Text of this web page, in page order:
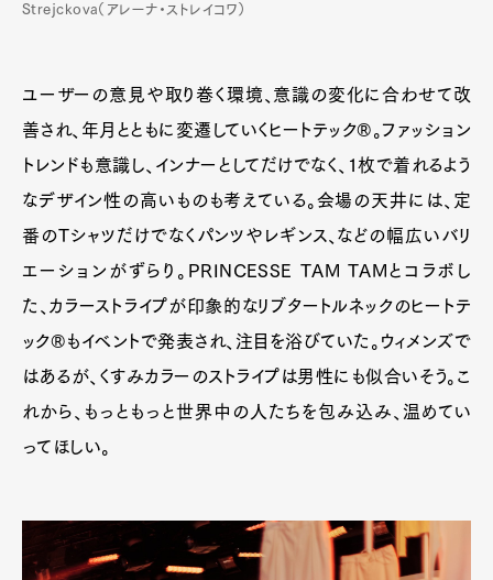
Strejckova（アレーナ・ストレイコワ）
ユーザーの意見や取り巻く環境、意識の変化に合わせて改
善され、年月とともに変遷していくヒートテック®。ファッション
トレンドも意識し、インナーとしてだけでなく、1枚で着れるよう
なデザイン性の高いものも考えている。会場の天井には、定
番のTシャツだけでなくパンツやレギンス、などの幅広いバリ
エーションがずらり。PRINCESSE TAM TAMとコラボし
た、カラーストライプが印象的なリブタートルネックのヒートテ
ック®もイベントで発表され、注目を浴びていた。ウィメンズで
はあるが、くすみカラーのストライプは男性にも似合いそう。こ
れから、もっともっと世界中の人たちを包み込み、温めてい
ってほしい。